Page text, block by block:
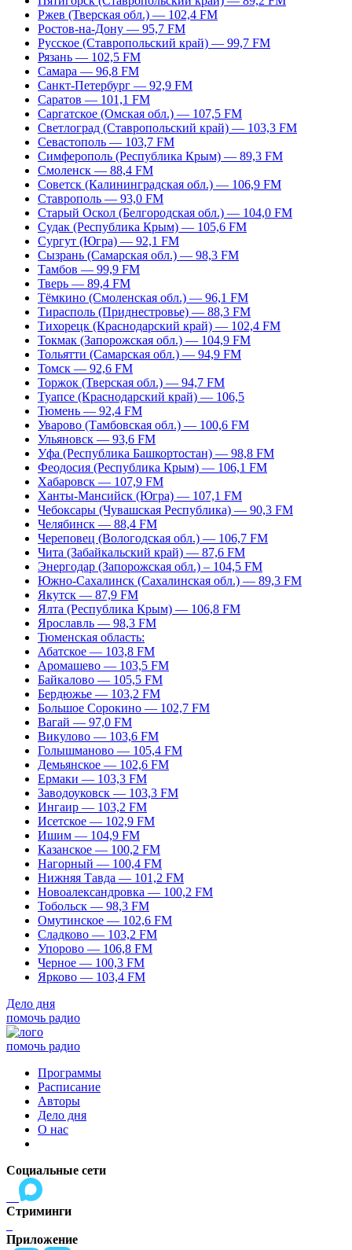
Ржев (Тверская обл.) — 102,4 FM
Ростов-на-Дону — 95,7 FM
Русское (Ставропольский край) — 99,7 FM
Рязань — 102,5 FM
Самара — 96,8 FM
Санкт-Петербург — 92,9 FM
Саратов — 101,1 FM
Саргатское (Омская обл.) — 107,5 FM
Светлоград (Ставропольский край) — 103,3 FM
Севастополь — 103,7 FM
Симферополь (Республика Крым) — 89,3 FM
Смоленск — 88,4 FM
Советск (Калининградская обл.) — 106,9 FM
Ставрополь — 93,0 FM
Старый Оскол (Белгородская обл.) — 104,0 FM
Судак (Республика Крым) — 105,6 FM
Сургут (Югра) — 92,1 FM
Сызрань (Самарская обл.) — 98,3 FM
Тамбов — 99,9 FM
Тверь — 89,4 FM
Тёмкино (Смоленская обл.) — 96,1 FM
Тирасполь (Приднестровье) — 88,3 FM
Тихорецк (Краснодарский край) — 102,4 FM
Токмак (Запорожская обл.) — 104,9 FM
Тольятти (Самарская обл.) — 94,9 FM
Томск — 92,6 FM
Торжок (Тверская обл.) — 94,7 FM
Туапсе (Краснодарский край) — 106,5
Тюмень — 92,4 FM
Уварово (Тамбовская обл.) — 100,6 FM
Ульяновск — 93,6 FM
Уфа (Республика Башкортостан) — 98,8 FM
Феодосия (Республика Крым) — 106,1 FM
Хабаровск — 107,9 FM
Ханты-Мансийск (Югра) — 107,1 FM
Чебоксары (Чувашская Республика) — 90,3 FM
Челябинск — 88,4 FM
Череповец (Вологодская обл.) — 106,7 FM
Чита (Забайкальский край) — 87,6 FM
Энергодар (Запорожская обл.) – 104,5 FM
Южно-Сахалинск (Сахалинская обл.) — 89,3 FM
Якутск — 87,9 FM
Ялта (Республика Крым) — 106,8 FM
Ярославль — 98,3 FM
Тюменская область:
Абатское — 103,8 FM
Аромашево — 103,5 FM
Байкалово — 105,5 FM
Бердюжье — 103,2 FM
Большое Сорокино — 102,7 FM
Вагай — 97,0 FM
Викулово — 103,6 FM
Голышманово — 105,4 FM
Демьянское — 102,6 FM
Ермаки — 103,3 FM
Заводоуковск — 103,3 FM
Ингаир — 103,2 FM
Исетское — 102,9 FM
Ишим — 104,9 FM
Казанское — 100,2 FM
Нагорный — 100,4 FM
Нижняя Тавда — 101,2 FM
Новоалександровка — 100,2 FM
Тобольск — 98,3 FM
Омутинское — 102,6 FM
Сладково — 103,2 FM
Упорово — 106,8 FM
Черное — 100,3 FM
Ярково — 103,4 FM
Дело дня
помочь радио
помочь радио
Программы
Расписание
Авторы
Дело дня
О нас
Социальные сети
Стриминги
Приложение